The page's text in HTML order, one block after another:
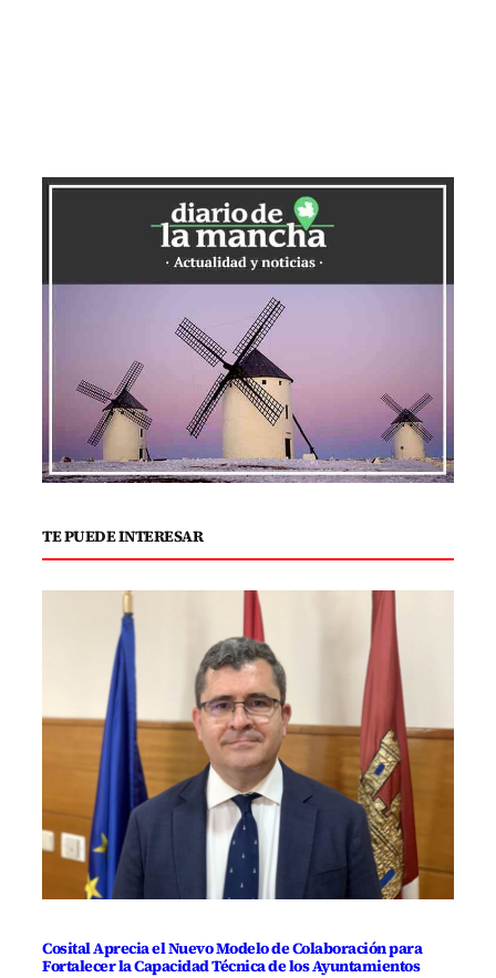
TE PUEDE INTERESAR
Cosital Aprecia el Nuevo Modelo de Colaboración para
Fortalecer la Capacidad Técnica de los Ayuntamientos